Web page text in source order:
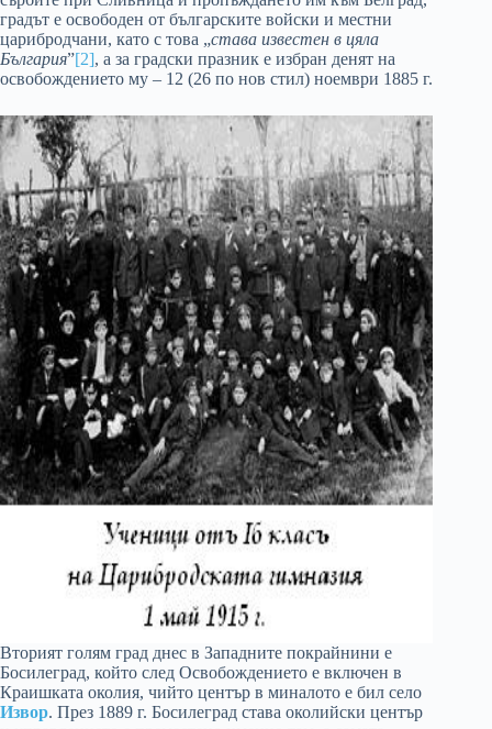
градът е освободен от българските войски и местни
царибродчани, като с това „става известен в цяла
България”[2], а за градски празник е избран денят на
освобождението му – 12 (26 по нов стил) ноември 1885 г.
Вторият голям град днес в Западните покрайнини е
Босилеград, който след Освобождението е включен в
Краишката околия, чийто център в миналото е бил село
Извор. През 1889 г. Босилеград става околийски център